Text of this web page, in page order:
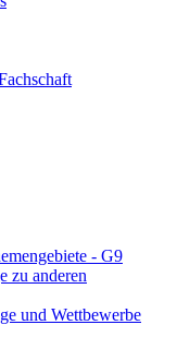
- G9
zu anderen
und Wettbewerbe